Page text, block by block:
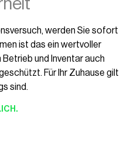
werden Sie sofort
ist das ein wertvoller
und Inventar auch
Für Ihr Zuhause gilt
sind.